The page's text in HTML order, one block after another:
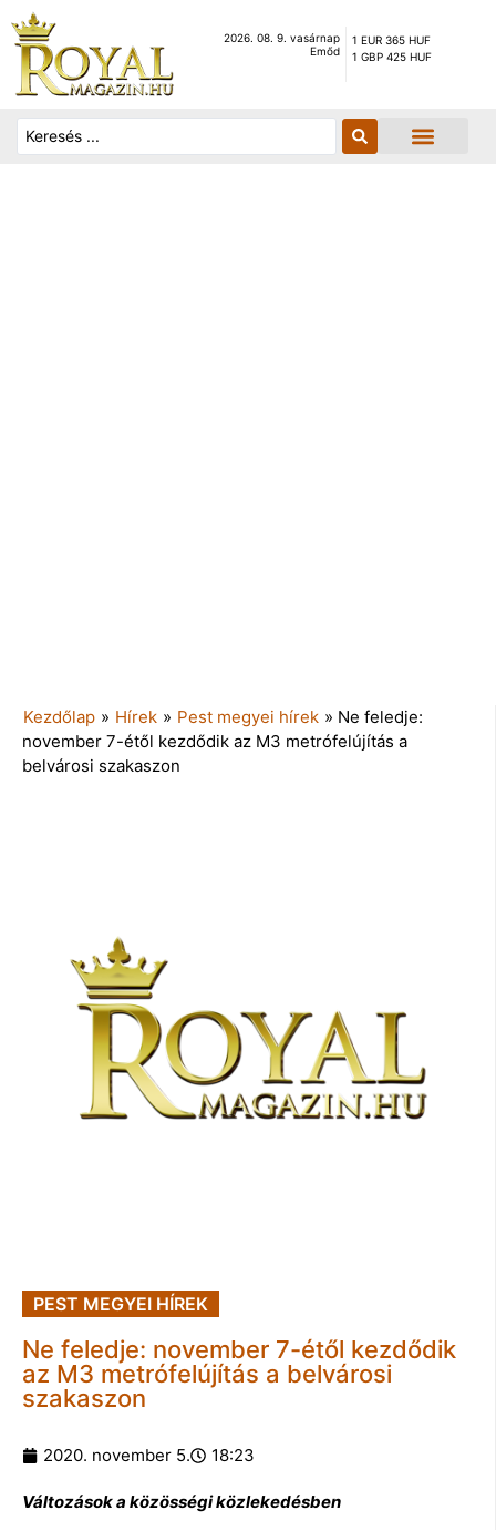
2026. 08. 9. vasárnap
Emőd
1 EUR 365 HUF
1 GBP 425 HUF
Kezdőlap » Hírek » Pest megyei hírek » Ne feledje:
november 7-étől kezdődik az M3 metrófelújítás a
belvárosi szakaszon
PEST MEGYEI HÍREK
Ne feledje: november 7-étől kezdődik
az M3 metrófelújítás a belvárosi
szakaszon
2020. november 5. 18:23
Változások a közösségi közlekedésben